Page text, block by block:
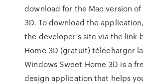
download for the Mac version
3D. To download the
the developer's site via the link
Home 3D (gratuit) télécharger
Windows Sweet Home 3D is a
design application that helps